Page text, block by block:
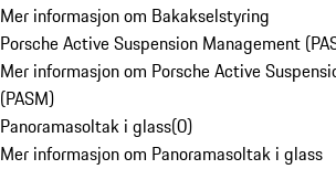
Mer informasjon om Bakakselstyring
Porsche Active Suspension Management
Mer informasjon om Porsche Active
(PASM)
Panoramasoltak i glass(0)
Mer informasjon om Panoramasoltak i glass